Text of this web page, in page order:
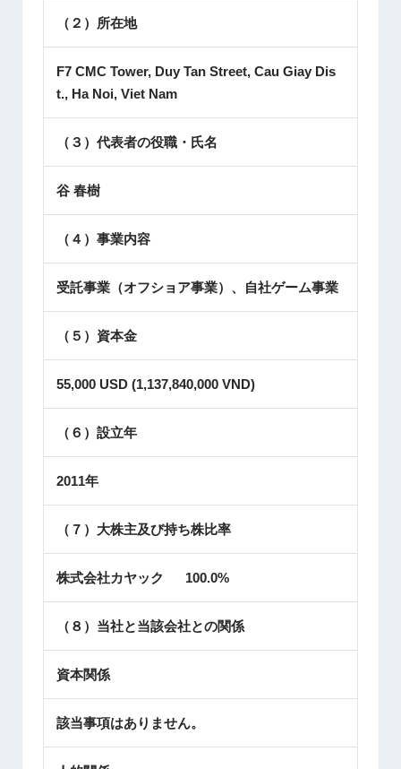
（２）所在地
F7 CMC Tower, Duy Tan Street, Cau Giay Dis
t., Ha Noi, Viet Nam
（３）代表者の役職・氏名
谷 春樹
（４）事業内容
受託事業（オフショア事業）、自社ゲーム事業
（５）資本金
55,000 USD (1,137,840,000 VND)
（６）設立年
2011年
（７）大株主及び持ち株比率
株式会社カヤック 100.0%
（８）当社と当該会社との関係
資本関係
該当事項はありません。